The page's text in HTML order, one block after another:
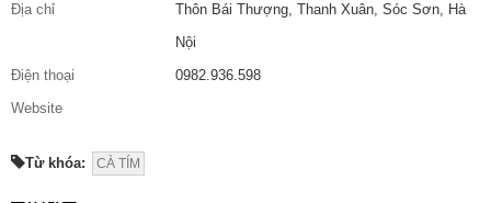
Địa chỉ
Thôn Bái Thượng, Thanh Xuân, Sóc Sơn, Hà
Nội
Điện thoại
0982.936.598
Website
Từ khóa: CÀ TÍM